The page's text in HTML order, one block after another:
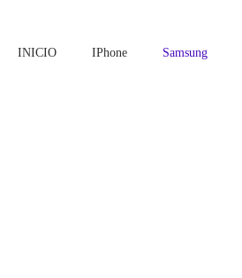
INICIO IPhone Samsung